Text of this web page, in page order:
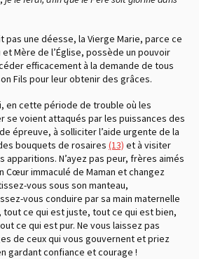
pas une déesse, la Vierge Marie, parce ce
et Mère de l’Église, possède un pouvoir
efficacement à la demande de tous
Fils pour leur obtenir des grâces.
en cette période de trouble où les
se voient attaqués par les puissances des
épreuve, à solliciter l’aide urgente de la
bouquets de rosaires (13) et à visiter
apparitions. N’ayez pas peur, frères aimés
Cœur immaculé de Maman et changez
vous sous son manteau,
vous conduire par sa main maternelle
ce qui est juste, tout ce qui est bien,
ce qui est pur. Ne vous laissez pas
de ceux qui vous gouvernent et priez
gardant confiance et courage !